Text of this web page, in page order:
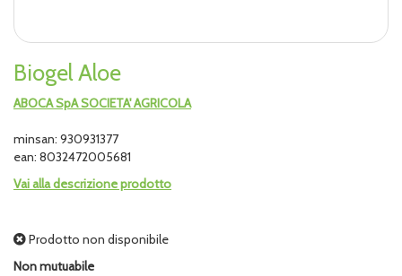
Biogel Aloe
ABOCA SpA SOCIETA' AGRICOLA
minsan: 930931377
ean: 8032472005681
Vai alla descrizione prodotto
Prodotto non disponibile
Non mutuabile